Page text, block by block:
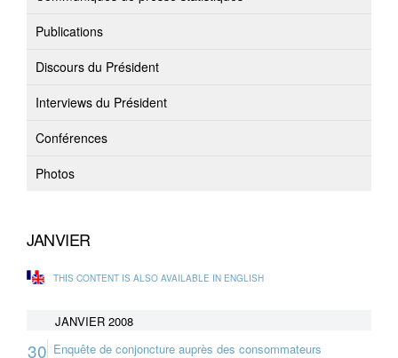
Publications
Discours du Président
Interviews du Président
Conférences
Photos
JANVIER
THIS CONTENT IS ALSO AVAILABLE IN ENGLISH
JANVIER 2008
30 Enquête de conjoncture auprès des consommateurs